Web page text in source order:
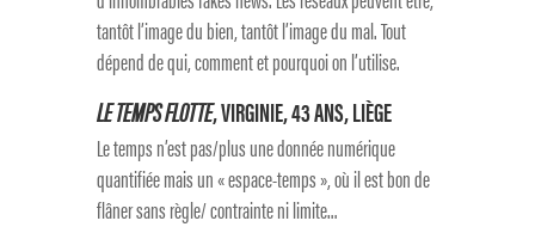
tantôt l’image du bien, tantôt l’image du mal. Tout
dépend de qui, comment et pourquoi on l’utilise.
LE TEMPS FLOTTE, VIRGINIE, 43 ANS, LIÈGE
Le temps n’est pas/plus une donnée numérique
quantifiée mais un « espace-temps », où il est bon de
flâner sans règle/ contrainte ni limite…